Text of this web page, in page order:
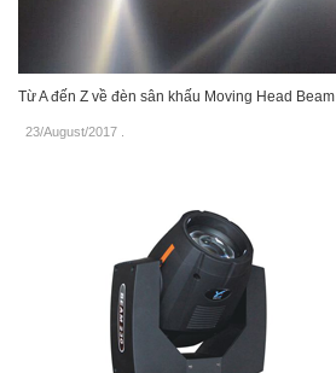
Từ A đến Z về đèn sân khấu Moving Head Beam
23/August/2017 .